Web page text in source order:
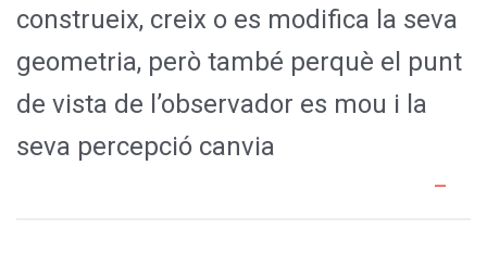
construeix, creix o es modifica la seva
geometria, però també perquè el punt
de vista de l’observador es mou i la
seva percepció canvia